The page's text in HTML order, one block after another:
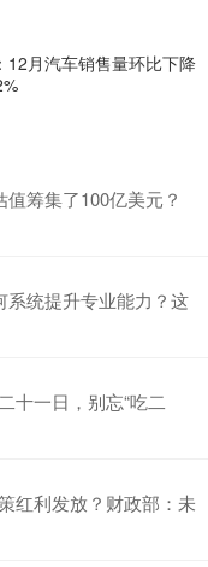
12月汽车销售量环比下降
筹集了100亿美元？
系统提升专业能力？这
十一日，别忘“吃二
红利发放？财政部：未